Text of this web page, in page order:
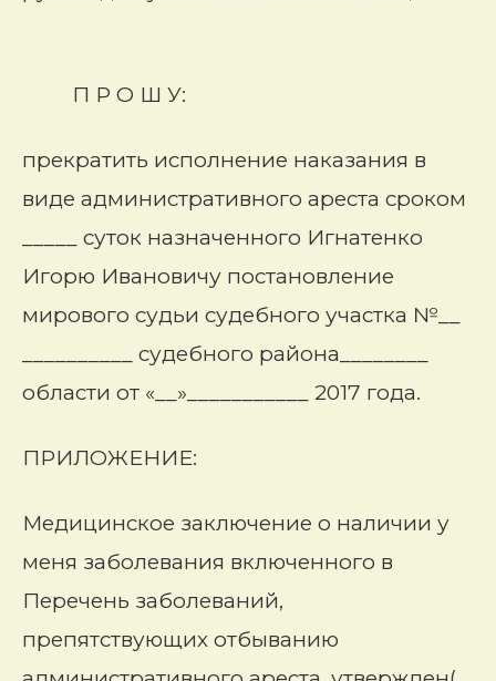
П Р О Ш У:
прекратить исполнение наказания в
виде административного ареста сроком
_____ суток назначенного Игнатенко
Игорю Ивановичу постановление
мирового судьи судебного участка №__
__________ судебного района________
области от «__»___________ 2017 года.
ПРИЛОЖЕНИЕ:
Медицинское заключение о наличии у
меня заболевания включенного в
Перечень заболеваний,
препятствующих отбыванию